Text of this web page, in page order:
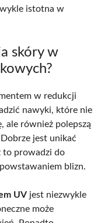
istotna w
skóry w
w redukcji
nawyki, które nie
ale również polepszą
jest unikać
to prowadzi do
blizn.
UV jest niezwykle
może